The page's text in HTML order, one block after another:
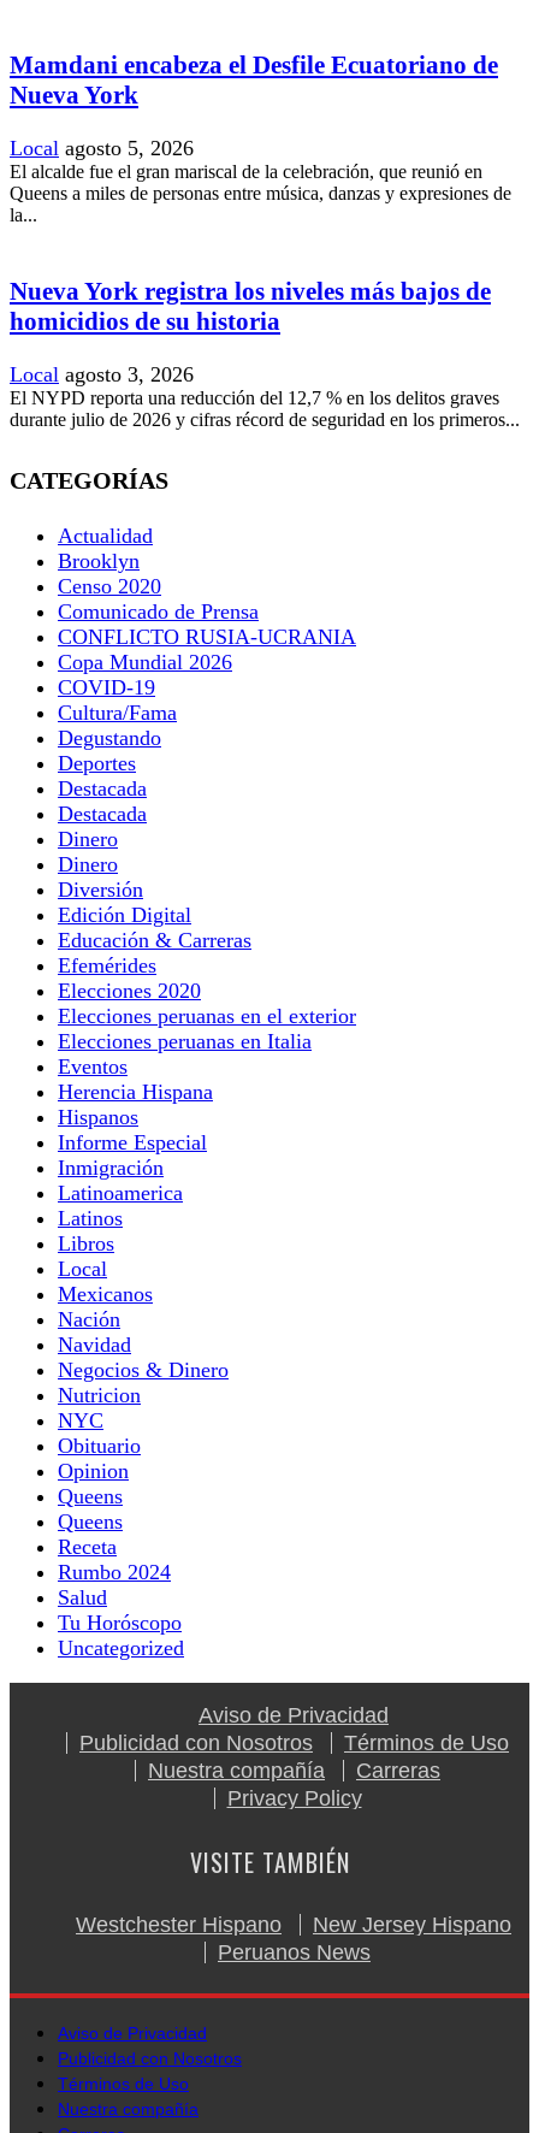
Mamdani encabeza el Desfile Ecuatoriano de
Nueva York
Local agosto 5, 2026
El alcalde fue el gran mariscal de la celebración, que reunió en
Queens a miles de personas entre música, danzas y expresiones de
la...
Nueva York registra los niveles más bajos de
homicidios de su historia
Local agosto 3, 2026
El NYPD reporta una reducción del 12,7 % en los delitos graves
durante julio de 2026 y cifras récord de seguridad en los primeros...
CATEGORÍAS
Actualidad
Brooklyn
Censo 2020
Comunicado de Prensa
CONFLICTO RUSIA-UCRANIA
Copa Mundial 2026
COVID-19
Cultura/Fama
Degustando
Deportes
Destacada
Destacada
Dinero
Dinero
Diversión
Edición Digital
Educación & Carreras
Efemérides
Elecciones 2020
Elecciones peruanas en el exterior
Elecciones peruanas en Italia
Eventos
Herencia Hispana
Hispanos
Informe Especial
Inmigración
Latinoamerica
Latinos
Libros
Local
Mexicanos
Nación
Navidad
Negocios & Dinero
Nutricion
NYC
Obituario
Opinion
Queens
Queens
Receta
Rumbo 2024
Salud
Tu Horóscopo
Uncategorized
Aviso de Privacidad
Publicidad con Nosotros
Términos de Uso
Nuestra compañía
Carreras
Privacy Policy
VISITE TAMBIÉN
Westchester Hispano
New Jersey Hispano
Peruanos News
Aviso de Privacidad
Publicidad con Nosotros
Términos de Uso
Nuestra compañía